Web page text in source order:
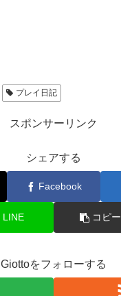
プレイ日記
スポンサーリンク
シェアする
Facebook
LINE コピー
Giottoをフォローする